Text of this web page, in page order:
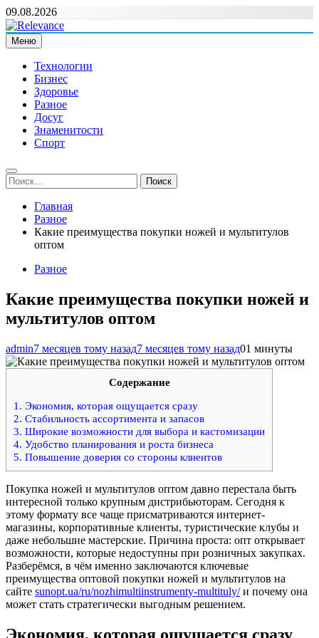
Перейти
к
содержимому
09.08.2026
Relevance
Релевантні новини — саме те, що вам потрібно
Меню
Технологии
Бизнес
Здоровье
Разное
Досуг
Знаменитости
Спорт
Найти:
Главная
Разное
Какие преимущества покупки ножей и мультитулов
оптом
Разное
Какие преимущества покупки ножей и
мультитулов оптом
admin7 месяцев тому назад7 месяцев тому назад01 минуты
Содержание
1. Экономия, которая ощущается сразу
2. Стабильность ассортимента и запасов
3. Широкие возможности для выбора и кастомизации
4. Удобство планирования и роста бизнеса
5. Повышение доверия со стороны клиентов
Покупка ножей и мультитулов оптом давно перестала быть
интересной только крупным дистрибьюторам. Сегодня к
этому формату все чаще присматриваются интернет-
магазины, корпоративные клиенты, туристические клубы и
даже небольшие мастерские. Причина проста: опт открывает
возможности, которые недоступны при розничных закупках.
Разберёмся, в чём именно заключаются ключевые
преимущества оптовой покупки ножей и мультитулов на
сайте sunopt.ua/ru/nozhimultiinstrumenty-multituly/и почему она
может стать стратегически выгодным решением.
Экономия, которая ощущается сразу